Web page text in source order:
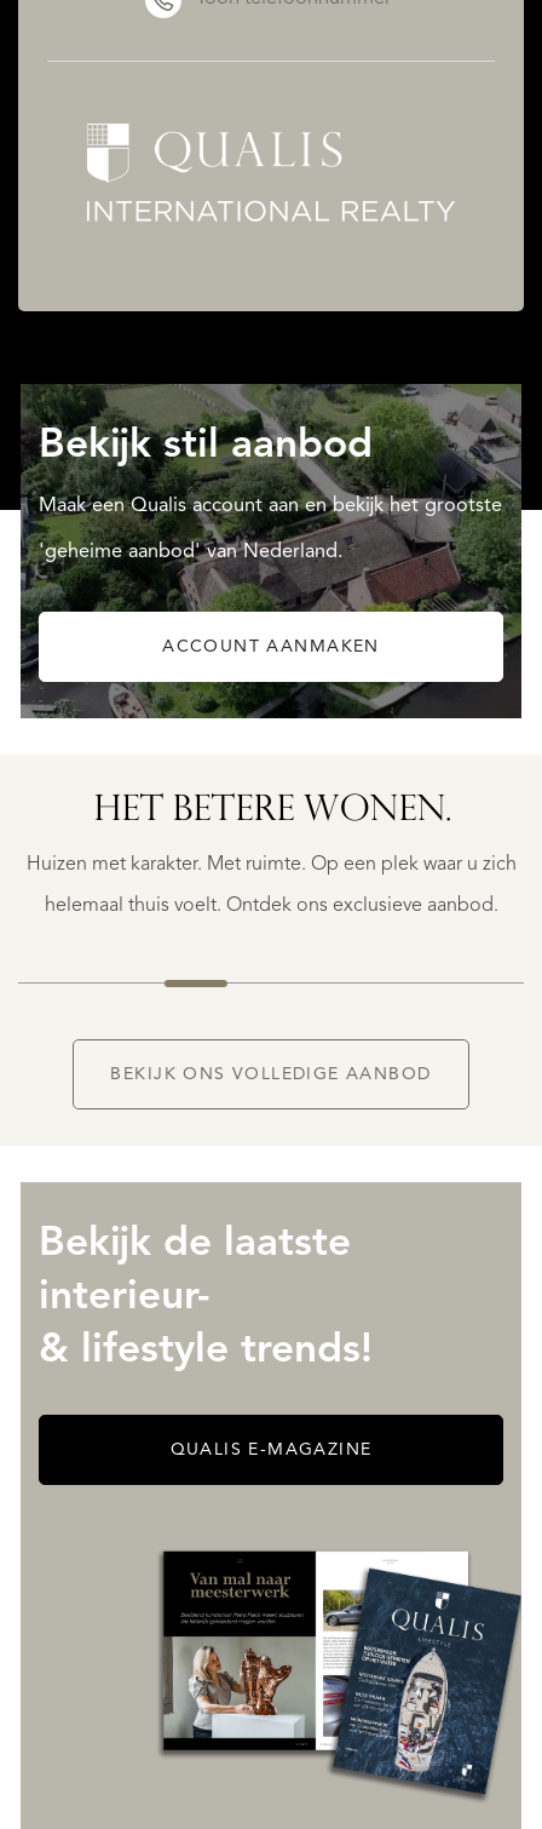
Bekijk stil aanbod
Maak een Qualis account aan en bekijk het grootste
'geheime aanbod' van Nederland.
ACCOUNT AANMAKEN
HET BETERE WONEN.
Huizen met karakter. Met ruimte. Op een plek waar u zich
helemaal thuis voelt. Ontdek ons exclusieve aanbod.
BERGERAC
€
BEKIJK ONS VOLLEDIGE AANBOD
Bekijk de laatste
interieur-
& lifestyle trends!
QUALIS E-MAGAZINE